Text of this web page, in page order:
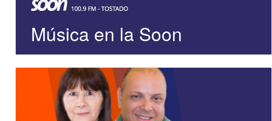
Música en la Soon